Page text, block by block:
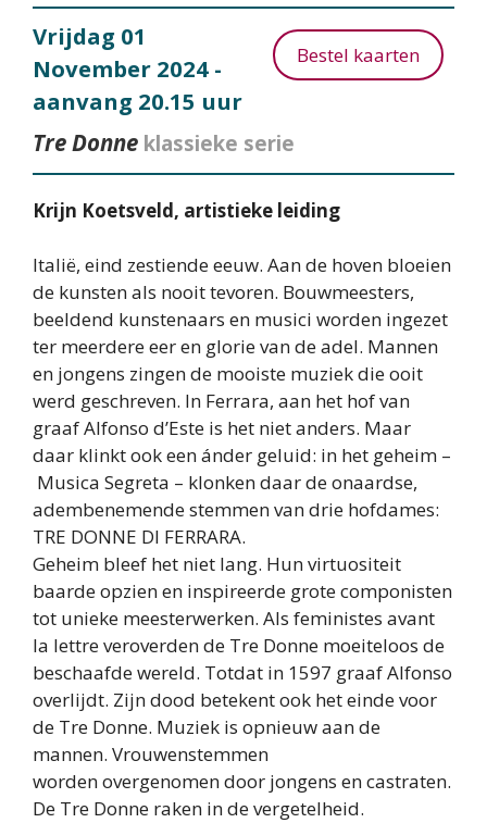
Bestel kaarten
Vrijdag 01
November 2024 -
aanvang 20.15 uur
Tre Donne klassieke serie
Krijn Koetsveld, artistieke leiding
Italië, eind zestiende eeuw. Aan de hoven bloeien
de kunsten als nooit tevoren. Bouwmeesters,
beeldend kunstenaars en musici worden ingezet
ter meerdere eer en glorie van de adel. Mannen
en jongens zingen de mooiste muziek die ooit
werd geschreven. In Ferrara, aan het hof van
graaf Alfonso d’Este is het niet anders. Maar
daar klinkt ook een ánder geluid: in het geheim –
Musica Segreta – klonken daar de onaardse,
adembenemende stemmen van drie hofdames:
TRE DONNE DI FERRARA.
Geheim bleef het niet lang. Hun virtuositeit
baarde opzien en inspireerde grote componisten
tot unieke meesterwerken. Als feministes avant
la lettre veroverden de Tre Donne moeiteloos de
beschaafde wereld. Totdat in 1597 graaf Alfonso
overlijdt. Zijn dood betekent ook het einde voor
de Tre Donne. Muziek is opnieuw aan de
mannen. Vrouwenstemmen
worden overgenomen door jongens en castraten.
De Tre Donne raken in de vergetelheid.